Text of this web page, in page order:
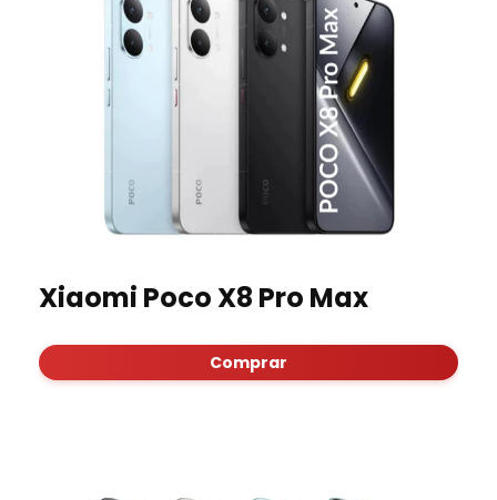
Xiaomi Poco X8 Pro Max
Comprar